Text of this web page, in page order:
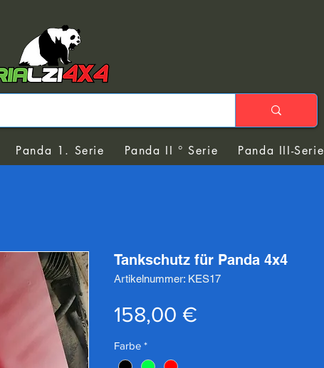
Panda 1. Serie Panda II ° Serie Panda III-Serie
Tankschutz für Panda 4x4
Artikelnummer: KES17
158,00 €
Farbe *